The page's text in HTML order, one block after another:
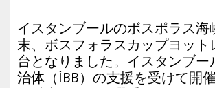
イスタンブールのボスポラス海
末、ボスフォラスカップヨット
台となりました。イスタンブー
治体（İBB）の支援を受けて開